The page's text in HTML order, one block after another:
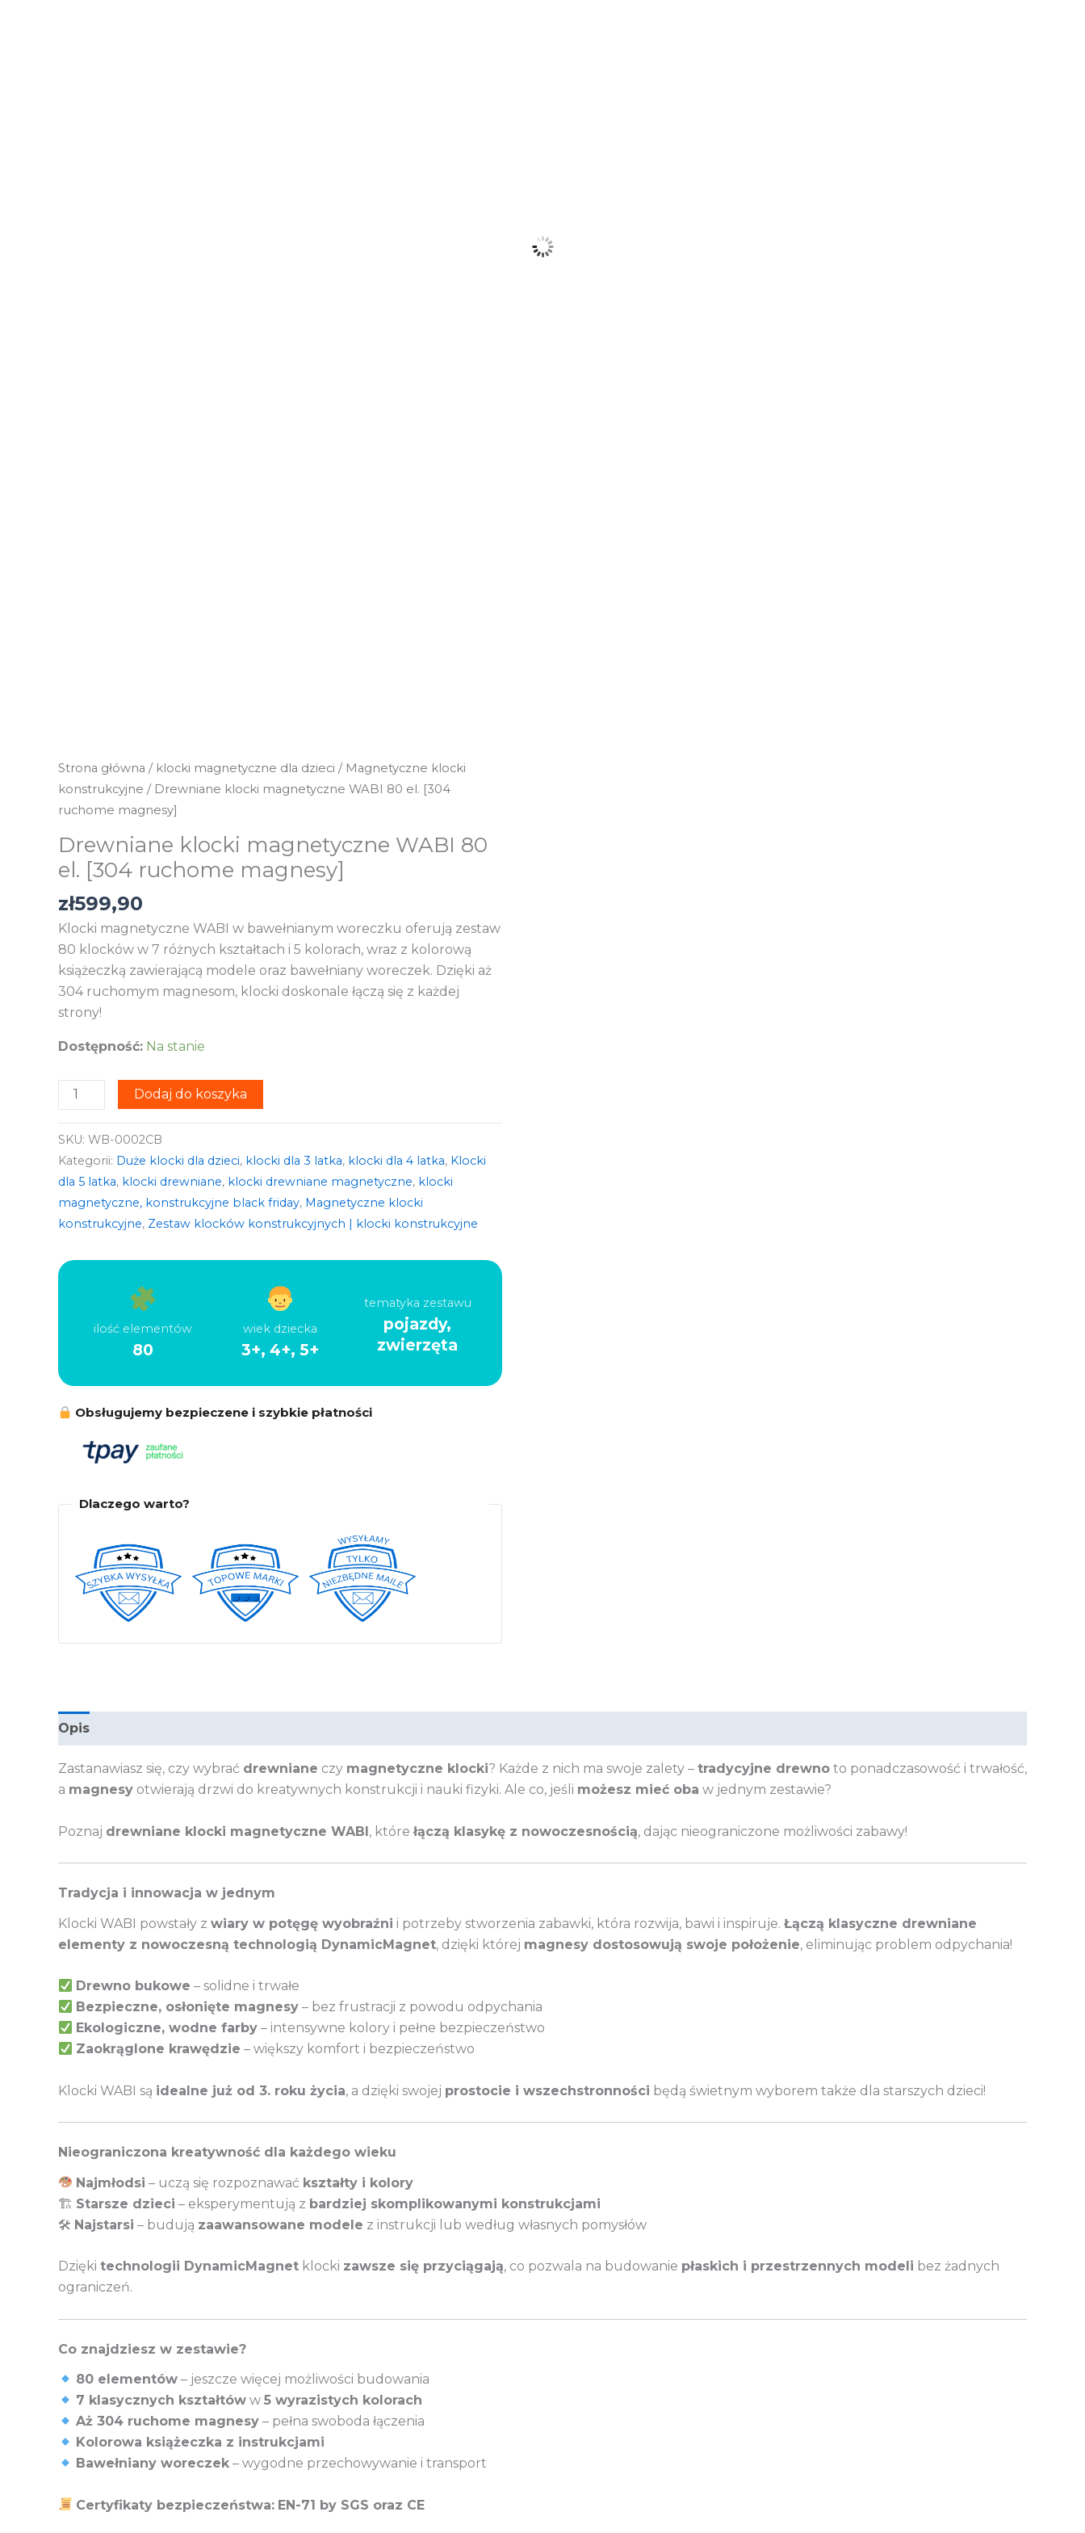
Strona główna / klocki magnetyczne dla dzieci / Magnetyczne klocki
konstrukcyjne / Drewniane klocki magnetyczne WABI 80 el. [304
ruchome magnesy]
Drewniane klocki magnetyczne WABI 80
el. [304 ruchome magnesy]
zł599,90
Klocki magnetyczne WABI w bawełnianym woreczku oferują zestaw
80 klocków w 7 różnych kształtach i 5 kolorach, wraz z kolorową
książeczką zawierającą modele oraz bawełniany woreczek. Dzięki aż
304 ruchomym magnesom, klocki doskonale łączą się z każdej
strony!
Dostępność: Na stanie
Dodaj do koszyka
SKU: WB-0002CB
Kategorii: Duże klocki dla dzieci, klocki dla 3 latka, klocki dla 4 latka, Klocki
dla 5 latka, klocki drewniane, klocki drewniane magnetyczne, klocki
magnetyczne, konstrukcyjne black friday, Magnetyczne klocki
konstrukcyjne, Zestaw klocków konstrukcyjnych | klocki konstrukcyjne
ilość elementów
80
wiek dziecka
3+, 4+, 5+
tematyka zestawu
pojazdy,
zwierzęta
Obsługujemy bezpieczene i szybkie płatności
Dlaczego warto?
Opis
Zastanawiasz się, czy wybrać drewniane czy magnetyczne klocki? Każde z nich ma swoje zalety – tradycyjne drewno to ponadczasowość i trwałość,
a magnesy otwierają drzwi do kreatywnych konstrukcji i nauki fizyki. Ale co, jeśli możesz mieć oba w jednym zestawie?
Poznaj drewniane klocki magnetyczne WABI, które łączą klasykę z nowoczesnością, dając nieograniczone możliwości zabawy!
Tradycja i innowacja w jednym
Klocki WABI powstały z wiary w potęgę wyobraźni i potrzeby stworzenia zabawki, która rozwija, bawi i inspiruje. Łączą klasyczne drewniane
elementy z nowoczesną technologią DynamicMagnet, dzięki której magnesy dostosowują swoje położenie, eliminując problem odpychania!
Drewno bukowe – solidne i trwałe
Bezpieczne, osłonięte magnesy – bez frustracji z powodu odpychania
Ekologiczne, wodne farby – intensywne kolory i pełne bezpieczeństwo
Zaokrąglone krawędzie – większy komfort i bezpieczeństwo
Klocki WABI są idealne już od 3. roku życia, a dzięki swojej prostocie i wszechstronności będą świetnym wyborem także dla starszych dzieci!
Nieograniczona kreatywność dla każdego wieku
Najmłodsi – uczą się rozpoznawać kształty i kolory
🏗 Starsze dzieci – eksperymentują z bardziej skomplikowanymi konstrukcjami
🛠 Najstarsi – budują zaawansowane modele z instrukcji lub według własnych pomysłów
Dzięki technologii DynamicMagnet klocki zawsze się przyciągają, co pozwala na budowanie płaskich i przestrzennych modeli bez żadnych
ograniczeń.
Co znajdziesz w zestawie?
80 elementów – jeszcze więcej możliwości budowania
7 klasycznych kształtów w5 wyrazistych kolorach
Aż 304 ruchome magnesy – pełna swoboda łączenia
Kolorowa książeczka z instrukcjami
Bawełniany woreczek – wygodne przechowywanie i transport
Certyfikaty bezpieczeństwa: EN-71 by SGS oraz CE